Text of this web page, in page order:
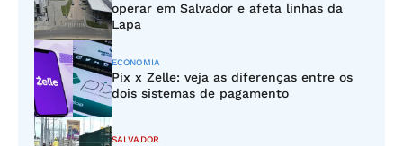
operar em Salvador e afeta linhas da
Lapa
ECONOMIA
Pix x Zelle: veja as diferenças entre os
dois sistemas de pagamento
SALVADOR